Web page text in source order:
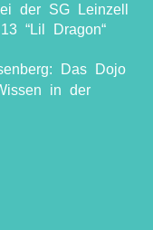
der SG Leinzell
“Lil Dragon“
Das Dojo
in der